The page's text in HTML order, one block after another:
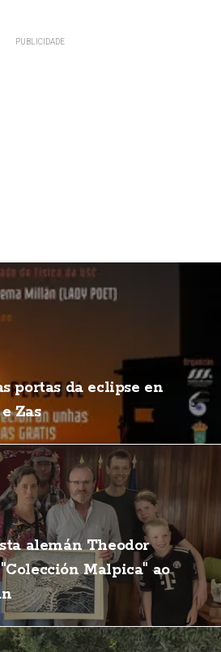
portas da eclipse en
Zas
alemán Theodor
Malpica" ao